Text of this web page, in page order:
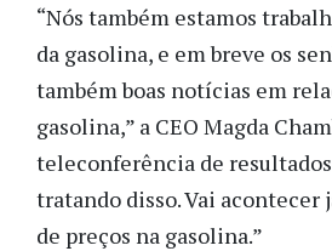
“Nós também estamos
da gasolina, e em breve os
também boas notícias em
gasolina,” a CEO Magda
teleconferência de
tratando disso. Vai acontecer
de preços na gasolina.”